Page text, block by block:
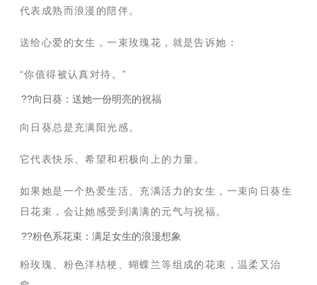
代表成熟而浪漫的陪伴。
送给心爱的女生，一束玫瑰花，就是告诉她：
“你值得被认真对待。”
??向日葵：送她一份明亮的祝福
向日葵总是充满阳光感。
它代表快乐、希望和积极向上的力量。
如果她是一个热爱生活、充满活力的女生，一束向日葵生
日花束，会让她感受到满满的元气与祝福。
??粉色系花束：满足女生的浪漫想象
粉玫瑰、粉色洋桔梗、蝴蝶兰等组成的花束，温柔又治